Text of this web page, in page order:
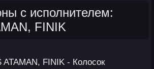
с исполнителем:
FINIK
ATAMAN, FINIK - Колосок